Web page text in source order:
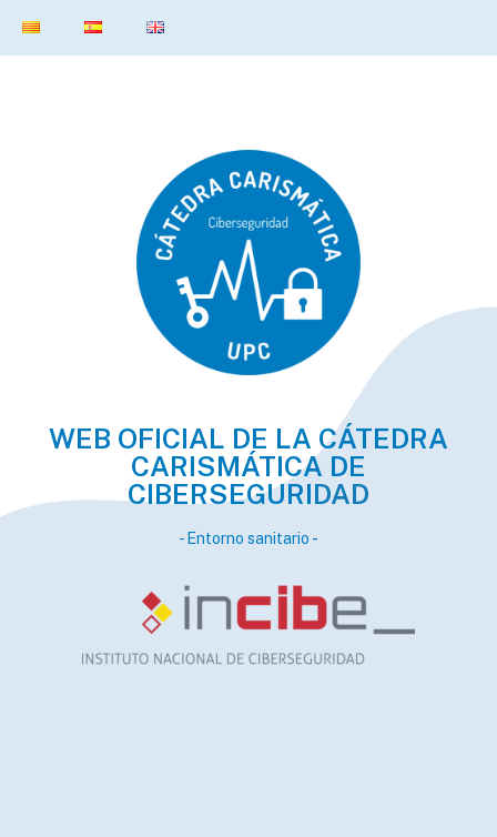
WEB OFICIAL DE LA CÁTEDRA
CARISMÁTICA DE
CIBERSEGURIDAD
- Entorno sanitario -